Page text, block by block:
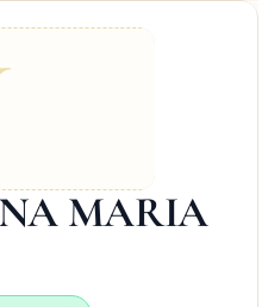
MARIA